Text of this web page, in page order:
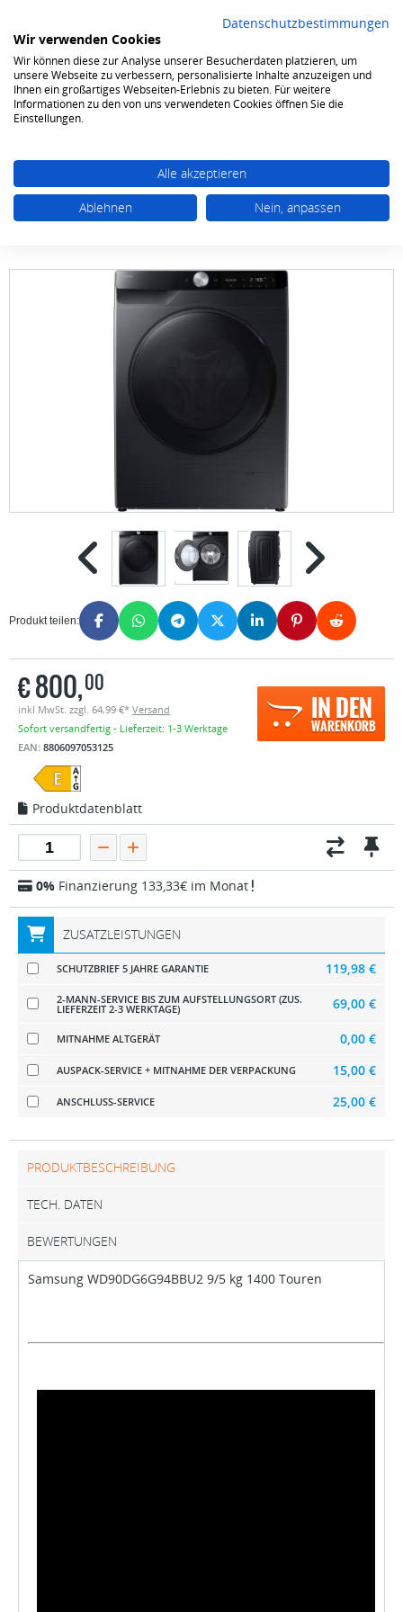
0
Waschen & Trocknen Waschtrockner
Samsung WD90DG6G94BBU2 9/5 kg 1400
Produkt teilen:
IN DEN
WARENKORB
€800,00
inkl MwSt. zzgl. 64,99 €* Versand
Sofort versandfertig - Lieferzeit: 1-3 Werktage
EAN: 8806097053125
Produktdatenblatt
0% Finanzierung 133,33€ im Monat
ZUSATZLEISTUNGEN
SCHUTZBRIEF 5 JAHRE GARANTIE 119,98 €
2-MANN-SERVICE BIS ZUM AUFSTELLUNGSORT (ZUS.
LIEFERZEIT 2-3 WERKTAGE) 69,00 €
MITNAHME ALTGERÄT 0,00 €
AUSPACK-SERVICE + MITNAHME DER VERPACKUNG 15,00 €
ANSCHLUSS-SERVICE 25,00 €
PRODUKTBESCHREIBUNG
TECH. DATEN
BEWERTUNGEN
Samsung WD90DG6G94BBU2 9/5 kg 1400 Touren
Datenschutzbestimmungen
Wir verwenden Cookies
Wir können diese zur Analyse unserer Besucherdaten platzieren, um
unsere Webseite zu verbessern, personalisierte Inhalte anzuzeigen und
Ihnen ein großartiges Webseiten-Erlebnis zu bieten. Für weitere
Informationen zu den von uns verwendeten Cookies öffnen Sie die
Einstellungen.
Alle akzeptieren
Ablehnen
Nein, anpassen